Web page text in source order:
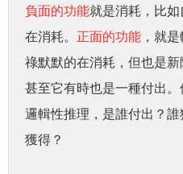
負面的功能就是消耗，比
在消耗。 正面的功能 ，就
祿默默的在消耗，但也是新
甚至它有時也是一種付出
邏輯性推理，是誰付出？
獲得？